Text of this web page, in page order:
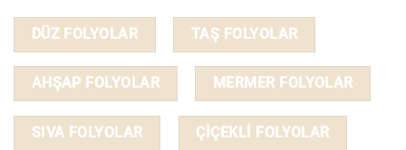
DÜZ FOLYOLAR TAŞ FOLYOLAR
AHŞAP FOLYOLAR MERMER FOLYOLAR
SIVA FOLYOLAR ÇİÇEKLİ FOLYOLAR